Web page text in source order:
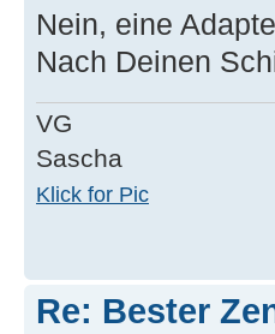
Nein, eine
Nach Deinen
VG
Sascha
Klick for Pic
Re: Bester